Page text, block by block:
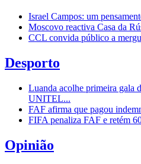
Israel Campos: um
Moscovo reactiva Casa da
CCL convida público a
Desporto
Luanda acolhe primeira gala
UNITEL...
FAF afirma que pagou
FIFA penaliza FAF e retém
Opinião